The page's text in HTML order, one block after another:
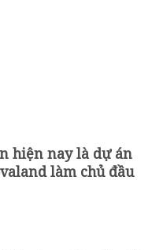
hiện nay là dự án
làm chủ đầu